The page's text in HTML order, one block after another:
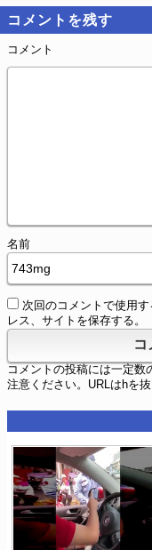
コメントを残す
コメント
名前
次回のコメントで使用
レス、サイトを保存する。
コメントの投稿には一定
注意ください。URLはhを